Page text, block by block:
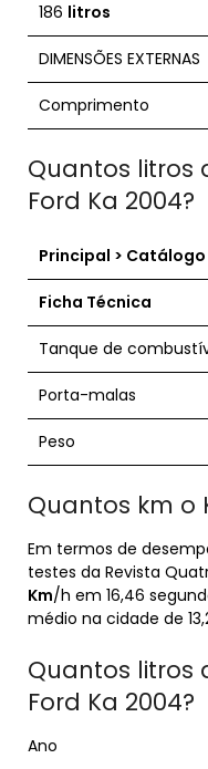
186 litros
DIMENSÕES EXTERNAS
Comprimento
Quantos litros
Ford Ka 2004?
Principal > Catálogo
Ficha Técnica
Tanque de
Porta-malas
Peso
Quantos km o
Em termos de
testes da Revista
Km/h em 16,46
médio na cidade de
Quantos litros
Ford Ka 2004?
Ano